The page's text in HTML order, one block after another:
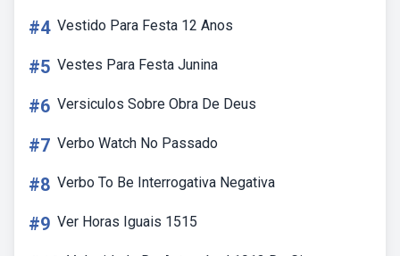
#4 Vestido Para Festa 12 Anos
#5 Vestes Para Festa Junina
#6 Versiculos Sobre Obra De Deus
#7 Verbo Watch No Passado
#8 Verbo To Be Interrogativa Negativa
#9 Ver Horas Iguais 1515